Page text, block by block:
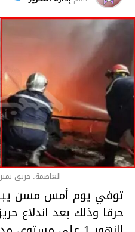
قسم الاخبار
العاصمة: حريق
حرقا وذلك بعد اندلاع